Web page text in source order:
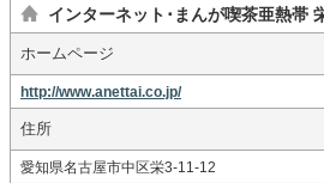
インターネット･まんが喫茶亜熱帯
ホームページ
http://www.anettai.co.jp/
住所
愛知県名古屋市中区栄3-11-12